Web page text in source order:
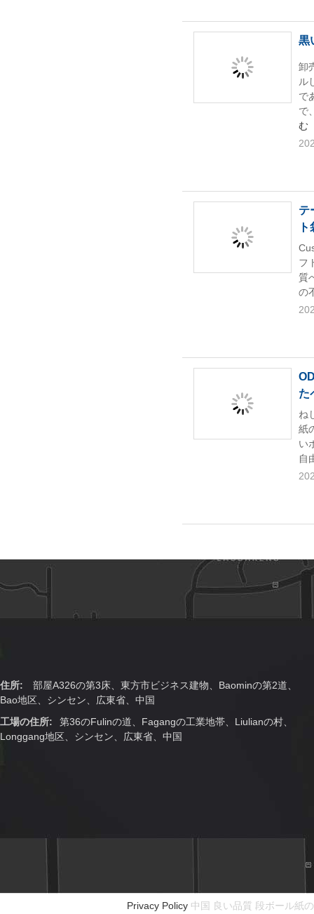
黒
卸
ル
で
で
む
テ
フ
質
の
た
ね
紙
い
自
住所:
部屋A326の第3床、東方市ビジネス建物、Baominの第2道、
Bao地区、シンセン、広東省、中国
工場の住所:
第36のFulinの道、Fagangの工業地帯、Liulianの村、
Longgang地区、シンセン、広東省、中国
Privacy Policy 中国 良い品質 段ボール紙